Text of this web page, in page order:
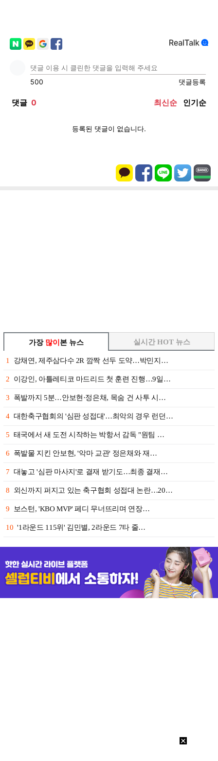
가장 많이 본 뉴스
1 강채연, 제주삼다수 2R 깜짝 선두 도약…박민지…
2 이강인, 아틀레티코 마드리드 첫 훈련 진행…9일…
3 폭발까지 5분…안보현·정은채, 목숨 건 사투 시…
4 대한축구협회의 '심판 성접대'…최악의 경우 런던…
5 태국에서 새 도전 시작하는 박항서 감독 "원팀 …
6 폭발물 지킨 안보현, '악마 교관' 정은채와 재…
7 대놓고 '심판 마사지'로 결재 받기도…최종 결재…
8 외신까지 퍼지고 있는 축구협회 성접대 논란…20…
9 보스턴, 'KBO MVP' 페디 무너뜨리며 연장…
10 '1라운드 115위' 김민별, 2라운드 7타 줄…
실시간 HOT 뉴스